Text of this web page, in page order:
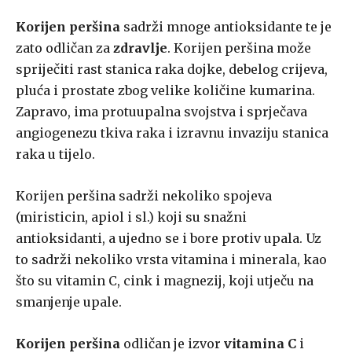
Korijen peršina sadrži mnoge antioksidante te je
zato odličan za zdravlje. Korijen peršina može
spriječiti rast stanica raka dojke, debelog crijeva,
pluća i prostate zbog velike količine kumarina.
Zapravo, ima protuupalna svojstva i sprječava
angiogenezu tkiva raka i izravnu invaziju stanica
raka u tijelo.
Korijen peršina sadrži nekoliko spojeva
(miristicin, apiol i sl.) koji su snažni
antioksidanti, a ujedno se i bore protiv upala. Uz
to sadrži nekoliko vrsta vitamina i minerala, kao
što su vitamin C, cink i magnezij, koji utječu na
smanjenje upale.
Korijen peršina odličan je izvor vitamina C i